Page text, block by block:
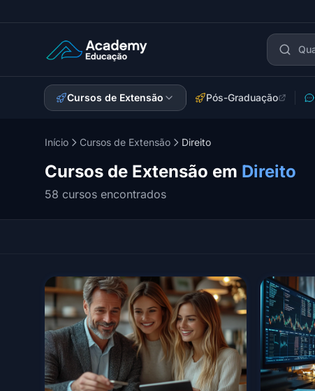
Academy Extensão
Cursos de Extensão Pós-Graduação
Início Cursos de Extensão Direito
Cursos de Extensão em Direito
58 cursos encontrados